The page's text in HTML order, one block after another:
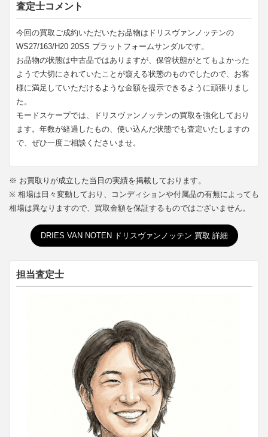
査定士コメント
今回の買取ご成約いただいたお品物はドリスヴァンノッテンの
WS27/163/H20 20SS プラットフォームサンダルです。
お品物の状態は中古品ではありますが、保管状態がとてもよかった
ようで大切にされていたことが窺える状態のものでしたので、お客
様に満足していただけるような金額を提示できるように頑張りまし
た。
モードスケープでは、ドリスヴァンノッテンの買取を強化しており
ます。年数が経過したもの、使い込んだ状態でも査定いたしますの
で、ぜひ一度ご相談くださいませ。
※ お買取りが成立した当日の実績を掲載しております。
※ 相場は日々変動しており、コンディションや付属品の有無によっても
相場は異なりますので、買取金額を保証するものではございません。
DRIES VAN NOTEN ドリスヴァンノッテン 買取 詳細
担当査定士